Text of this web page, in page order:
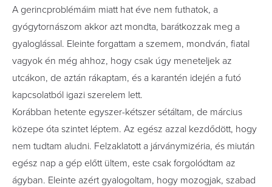
A gerincproblémáim miatt hat éve nem futhatok, a
gyógytornászom akkor azt mondta, barátkozzak meg a
gyaloglással. Eleinte forgattam a szemem, mondván, fiatal
vagyok én még ahhoz, hogy csak úgy meneteljek az
utcákon, de aztán rákaptam, és a karantén idején a futó
kapcsolatból igazi szerelem lett.
Korábban hetente egyszer-kétszer sétáltam, de március
közepe óta szintet léptem. Az egész azzal kezdődött, hogy
nem tudtam aludni. Felzaklatott a járványmizéria, és miután
egész nap a gép előtt ültem, este csak forgolódtam az
ágyban. Eleinte azért gyalogoltam, hogy mozogjak, szabad